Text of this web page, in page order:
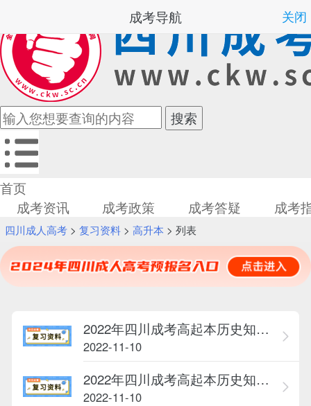
首页
成考资讯
成考政策 成考答疑 成考
四川成人高考> 复习资料> 高升本 > 列表
2022年四川成考高起本历史知识点...
2022-11-10
2022年四川成考高起本历史知识点...
2022-11-10
成考导航 关闭